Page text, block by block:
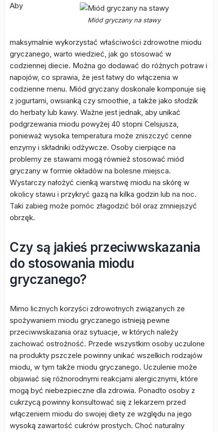
Miód gryczany na stawy
Aby
maksymalnie wykorzystać właściwości zdrowotne miodu
gryczanego, warto wiedzieć, jak go stosować w
codziennej diecie. Można go dodawać do różnych potraw i
napojów, co sprawia, że jest łatwy do włączenia w
codzienne menu. Miód gryczany doskonale komponuje się
z jogurtami, owsianką czy smoothie, a także jako słodzik
do herbaty lub kawy. Ważne jest jednak, aby unikać
podgrzewania miodu powyżej 40 stopni Celsjusza,
ponieważ wysoka temperatura może zniszczyć cenne
enzymy i składniki odżywcze. Osoby cierpiące na
problemy ze stawami mogą również stosować miód
gryczany w formie okładów na bolesne miejsca.
Wystarczy nałożyć cienką warstwę miodu na skórę w
okolicy stawu i przykryć gazą na kilka godzin lub na noc.
Taki zabieg może pomóc złagodzić ból oraz zmniejszyć
obrzęk.
Czy są jakieś przeciwwskazania
do stosowania miodu
gryczanego?
Mimo licznych korzyści zdrowotnych związanych ze
spożywaniem miodu gryczanego istnieją pewne
przeciwwskazania oraz sytuacje, w których należy
zachować ostrożność. Przede wszystkim osoby uczulone
na produkty pszczele powinny unikać wszelkich rodzajów
miodu, w tym także miodu gryczanego. Uczulenie może
objawiać się różnorodnymi reakcjami alergicznymi, które
mogą być niebezpieczne dla zdrowia. Ponadto osoby z
cukrzycą powinny konsultować się z lekarzem przed
włączeniem miodu do swojej diety ze względu na jego
wysoką zawartość cukrów prostych. Choć naturalny